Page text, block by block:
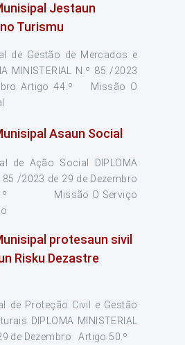
Jestaun
Turismu
de Gestão de Mercados e
MINISTERIAL N.º 85 /2023
Artigo 44.º Missão O
Asaun Social
de Ação Social DIPLOMA
85 /2023 de 29 de Dezembro
Missão O Serviço
protesaun sivil
Risku Dezastre
de Proteção Civil e Gestão
DIPLOMA MINISTERIAL
de Dezembro Artigo 50.º